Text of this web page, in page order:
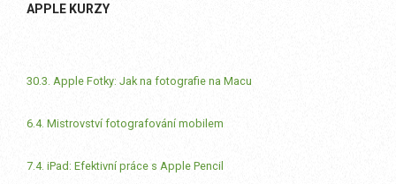
APPLE KURZY
30.3. Apple Fotky: Jak na fotografie na Macu
6.4. Mistrovství fotografování mobilem
7.4. iPad: Efektivní práce s Apple Pencil